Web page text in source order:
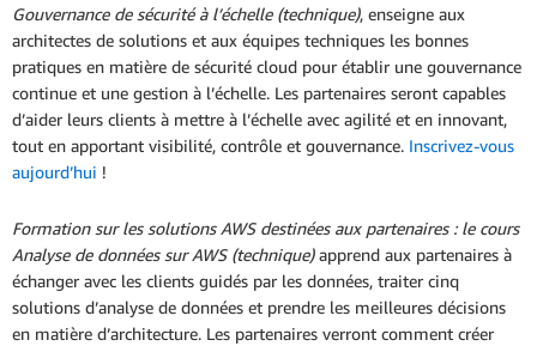
Gouvernance de sécurité à l’échelle (technique), enseigne aux
architectes de solutions et aux équipes techniques les bonnes
pratiques en matière de sécurité cloud pour établir une gouvernance
continue et une gestion à l’échelle. Les partenaires seront capables
d’aider leurs clients à mettre à l’échelle avec agilité et en innovant,
tout en apportant visibilité, contrôle et gouvernance. Inscrivez-vous
aujourd’hui !
Formation sur les solutions AWS destinées aux partenaires : le cours
Analyse de données sur AWS (technique)apprend aux partenaires à
échanger avec les clients guidés par les données, traiter cinq
solutions d’analyse de données et prendre les meilleures décisions
en matière d’architecture. Les partenaires verront comment créer